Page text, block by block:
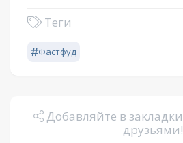
Теги
Фастфуд
Добавляйте в
друзьями!